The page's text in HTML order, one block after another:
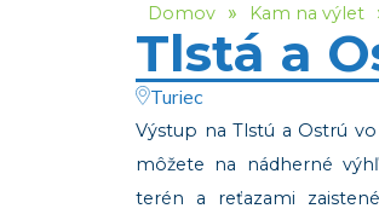
Domov » Kam na výlet
Tlstá a
Turiec
Výstup na Tlstú a Ostrú
môžete na nádherné
terén a reťazami